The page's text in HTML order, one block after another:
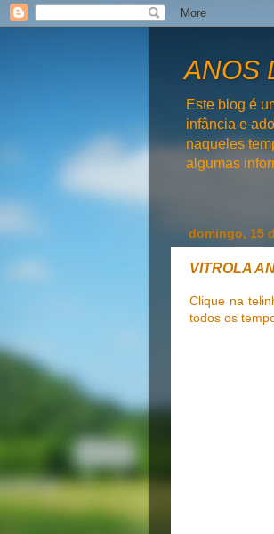
ANOS
Este blog é
infância e
naqueles
algumas
domingo, 15
VITROLA
Clique na
todos os